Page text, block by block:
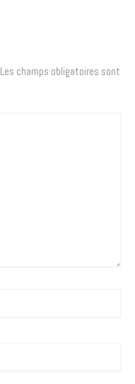
Les champs obligatoires sont